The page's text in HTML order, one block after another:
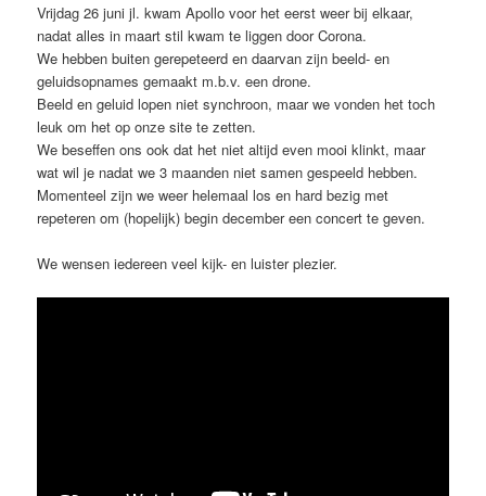
Vrijdag 26 juni jl. kwam Apollo voor het eerst weer bij elkaar,
nadat alles in maart stil kwam te liggen door Corona.
We hebben buiten gerepeteerd en daarvan zijn beeld- en
geluidsopnames gemaakt m.b.v. een drone.
Beeld en geluid lopen niet synchroon, maar we vonden het toch
leuk om het op onze site te zetten.
We beseffen ons ook dat het niet altijd even mooi klinkt, maar
wat wil je nadat we 3 maanden niet samen gespeeld hebben.
Momenteel zijn we weer helemaal los en hard bezig met
repeteren om (hopelijk) begin december een concert te geven.
We wensen iedereen veel kijk- en luister plezier.